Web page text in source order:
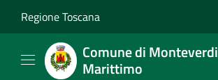
Regione Toscana
Comune di Monteverdi
Marittimo